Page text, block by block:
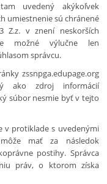
uvedený akýkoľvek
umiestnenie sú chránené
Z.z. v znení neskorších
možné výlučne len
správcu.
zssnpga.edupage.org
ako zdroj informácií
súbor nesmie byť v tejto
v protiklade s uvedenými
mať za následok
postihy. Správca
práv, o ktorom získa